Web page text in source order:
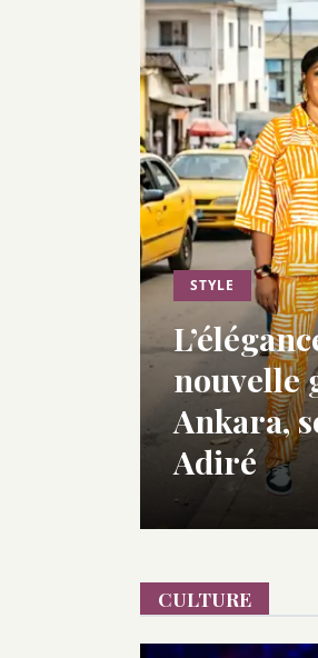
STYLE
nouvelle
Ankara,
Adiré
CULTURE